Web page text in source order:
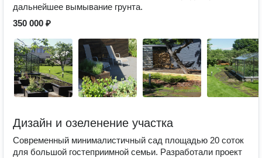
дальнейшее вымывание грунта.
350 000 ₽
Дизайн и озеленение участка
Современный минималистичный сад площадью 20 соток
для большой гостеприимной семьи. Разработали проект